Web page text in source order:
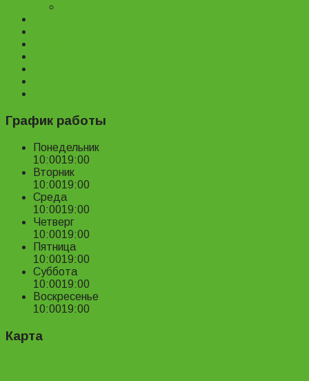
График работы
Понедельник
10:0019:00
Вторник
10:0019:00
Среда
10:0019:00
Четверг
10:0019:00
Пятница
10:0019:00
Суббота
10:0019:00
Воскресенье
10:0019:00
Карта